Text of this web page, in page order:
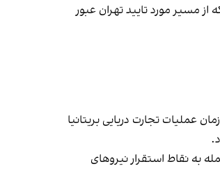
مسیر مورد تایید تهران عبور
عملیات تجارت دریایی بریتانیا
به نقاط استقرار نیروهای